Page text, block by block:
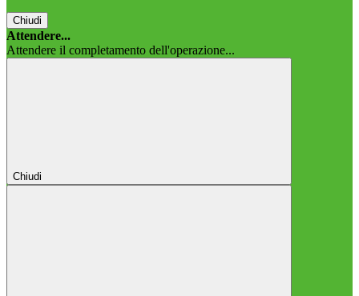
Chiudi
Attendere...
Attendere il completamento dell'operazione...
Chiudi